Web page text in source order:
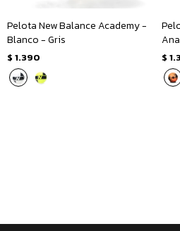
Pelota New Balance Academy -
Blanco - Gris
$ 1.390 $